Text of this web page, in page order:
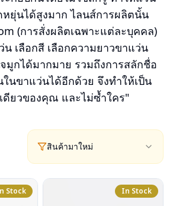
ยุ่นได้สูงมาก ไลนส์การผลิตนั้น
(การสั่งผลิตเฉพาะแต่ละบุคคล)
เลือกสี เลือกความยาวขาแว่น
กได้มากมาย รวมถึงการสลักชื่อ
นขาแว่นได้อีกด้วย จึงทำให้เป็น
ดียวของคุณ และไม่ซ้ำใคร"
สินค้ามาใหม่
Stock In Stock